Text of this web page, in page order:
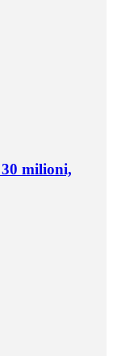
milioni,